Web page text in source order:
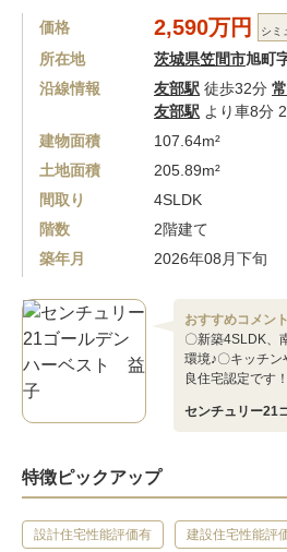
価格 2,590万円 シミ
所在地 茨城県笠間市旭町
沿線情報
友部駅 徒歩32分
友部駅 より車8分
建物面積
107.64m²
土地面積
205.89m²
間取り
4SLDK
階数
2階建て
築年月
2026年08月下旬
おすすめコメント
〇新築4SLDK、
環境♪〇キッチ
良住宅認定です！
センチュリー21
特徴ピックアップ
設計住宅性能評価有 建設住宅性能評